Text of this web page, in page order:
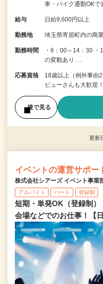
車・バイク通勤OKで
給与 日給9,600円以上
勤務地 埼玉県寄居町内の商
勤務時間
・6：00～14：30
の変動あり …
応募資格
18歳以上（例外事由
ビューさんも大歓迎！
後で見る
更新
イベントの運営サポー
株式会社シアーズ イベント事業
アルバイト パート 登録制
短期・単発OK（登録制
会場などでのお仕事！【